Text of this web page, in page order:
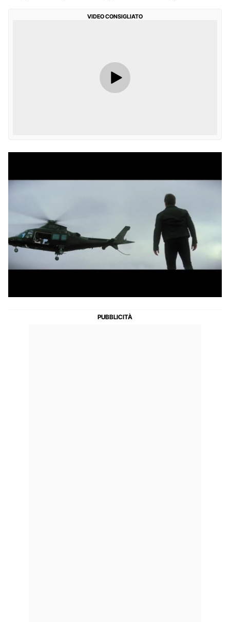
VIDEO CONSIGLIATO